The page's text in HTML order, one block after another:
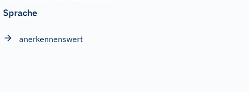
Sprache
anerkennenswert